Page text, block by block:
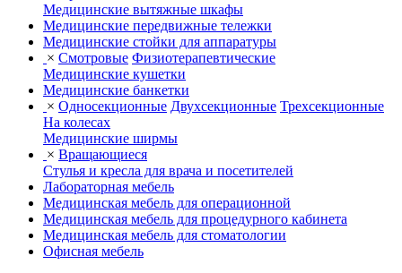
Медицинские вытяжные шкафы
Медицинские передвижные тележки
Медицинские стойки для аппаратуры
× Смотровые Физиотерапевтические
Медицинские кушетки
Медицинские банкетки
× Односекционные Двухсекционные Трехсекционные
На колесах
Медицинские ширмы
× Вращающиеся
Стулья и кресла для врача и посетителей
Лабораторная мебель
Медицинская мебель для операционной
Медицинская мебель для процедурного кабинета
Медицинская мебель для стоматологии
Офисная мебель